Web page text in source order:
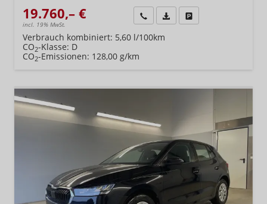
19.760,– €
incl. 19% MwSt.
Wir rufen Sie anFahrzeugexposé (PDF)
Verbrauch kombiniert: 5,60 l/100km
CO2-Klasse: D
CO2-Emissionen: 128,00 g/km